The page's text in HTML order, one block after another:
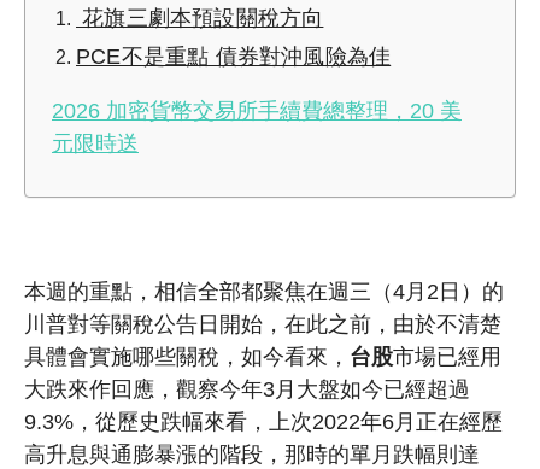
花旗三劇本預設關稅方向
PCE不是重點 債券對沖風險為佳
2026 加密貨幣交易所手續費總整理，20 美
元限時送
本週的重點，相信全部都聚焦在週三（4月2日）的
川普對等關稅公告日開始，在此之前，由於不清楚
具體會實施哪些關稅，如今看來， 台股市場已經用
大跌來作回應，觀察今年3月大盤如今已經超過
9.3%，從歷史跌幅來看，上次2022年6月正在經歷
高升息與通膨暴漲的階段，那時的單月跌幅則達